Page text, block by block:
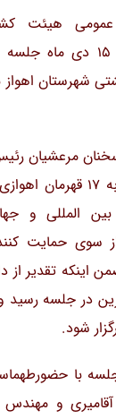
هیئت
روزگذشته سه شنبه
شهرستان
مرعشیان
شد مقرر گردید که به
المللی و
سوی حمایت
اینکه تقدیر
در جلسه رسید
شود.
جلسه با
و